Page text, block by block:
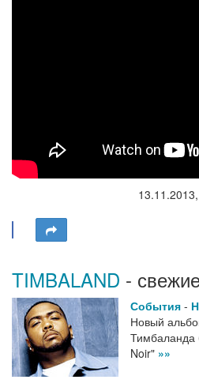
13.11.2013,
TIMBALAND -
События -
Новый
Тимбаланда
Noir" »»